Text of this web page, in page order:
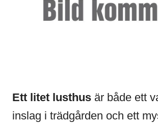
Ett litet lusthus är både ett
inslag i trädgården och ett